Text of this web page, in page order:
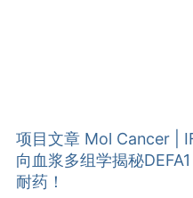
项目文章 Mol Cancer |
向血浆多组学揭秘
耐药！